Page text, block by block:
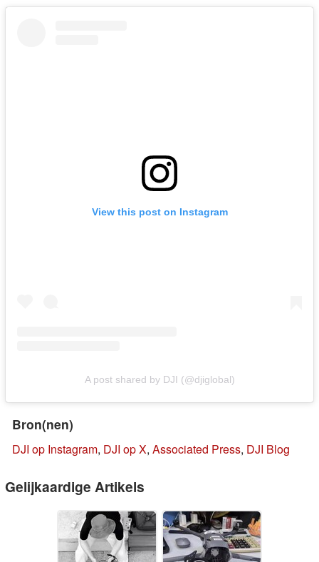
View this post on Instagram
A post shared by DJI (@djiglobal)
Bron(nen)
DJI op Instagram, DJI op X, Associated Press, DJI Blog
Gelijkaardige Artikels